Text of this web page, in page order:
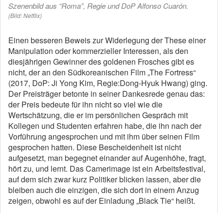
Szenenbild aus “Roma”, Regie und DoP Alfonso Cuarón.
(Bild: Netflix)
Einen besseren Beweis zur Widerlegung der These einer
Manipulation oder kommerzieller Interessen, als den
diesjährigen Gewinner des goldenen Frosches gibt es
nicht, der an den Südkoreanischen Film „The Fortress“
(2017, DoP: Ji Yong Kim, Regie:Dong-Hyuk Hwang) ging.
Der Preisträger betonte in seiner Dankesrede genau das:
der Preis bedeute für ihn nicht so viel wie die
Wertschätzung, die er im persönlichen Gespräch mit
Kollegen und Studenten erfahren habe, die ihn nach der
Vorführung angesprochen und mit ihm über seinen Film
gesprochen hatten. Diese Bescheidenheit ist nicht
aufgesetzt, man begegnet einander auf Augenhöhe, fragt,
hört zu, und lernt. Das Camerimage ist ein Arbeitsfestival,
auf dem sich zwar kurz Politiker blicken lassen, aber die
bleiben auch die einzigen, die sich dort in einem Anzug
zeigen, obwohl es auf der Einladung „Black Tie“ heißt.